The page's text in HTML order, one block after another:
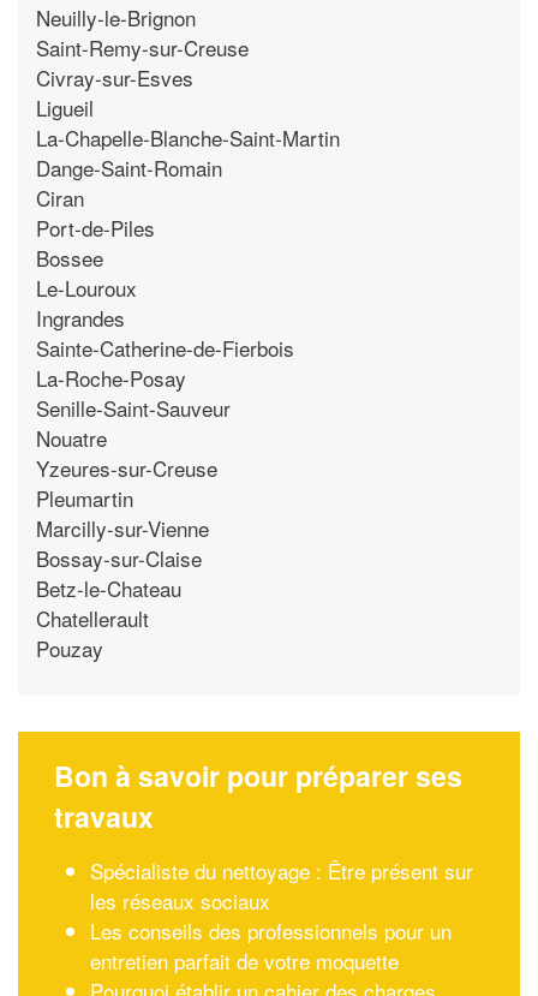
Neuilly-le-Brignon
Saint-Remy-sur-Creuse
Civray-sur-Esves
Ligueil
La-Chapelle-Blanche-Saint-Martin
Dange-Saint-Romain
Ciran
Port-de-Piles
Bossee
Le-Louroux
Ingrandes
Sainte-Catherine-de-Fierbois
La-Roche-Posay
Senille-Saint-Sauveur
Nouatre
Yzeures-sur-Creuse
Pleumartin
Marcilly-sur-Vienne
Bossay-sur-Claise
Betz-le-Chateau
Chatellerault
Pouzay
Bon à savoir pour préparer ses
travaux
Spécialiste du nettoyage : Être présent sur
les réseaux sociaux
Les conseils des professionnels pour un
entretien parfait de votre moquette